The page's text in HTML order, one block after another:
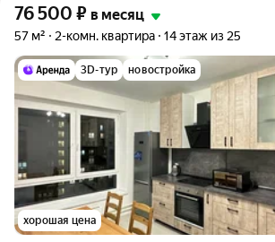
76 500 ₽ в месяц
57 м² 2-комн. квартира 14 этаж из 25
3D-тур новостройка
хорошая цена